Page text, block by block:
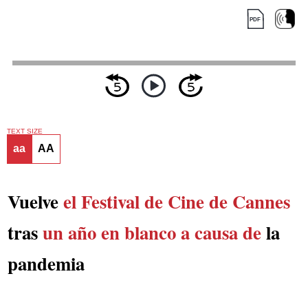
TEXT SIZE
aa AA
Vuelveel Festival de Cine de Cannes
trasun año en blanco a causa dela
pandemia